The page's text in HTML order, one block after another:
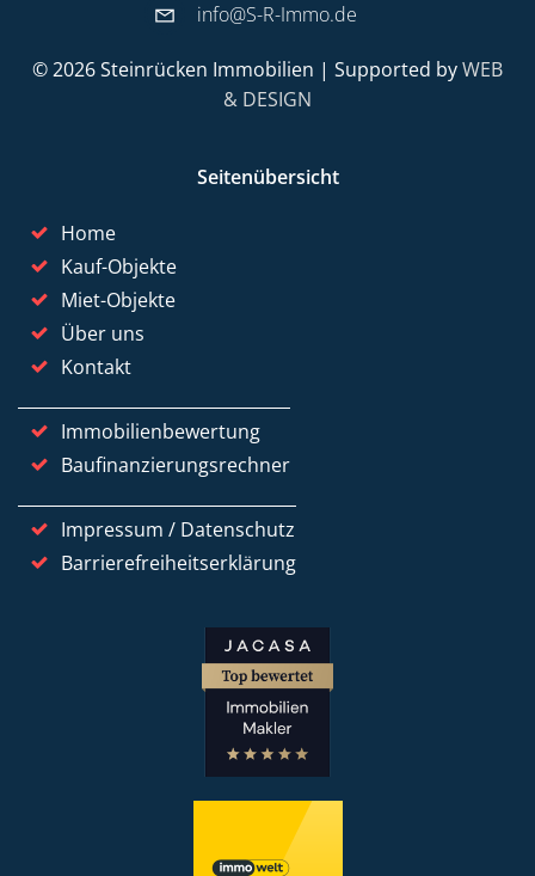
info@S-R-Immo.de
© 2026 Steinrücken Immobilien | Supported byWEB
& DESIGN
Seitenübersicht
Home
Kauf-Objekte
Miet-Objekte
Über uns
Kontakt
Immobilienbewertung
Baufinanzierungsrechner
Impressum / Datenschutz
Barrierefreiheitserklärung